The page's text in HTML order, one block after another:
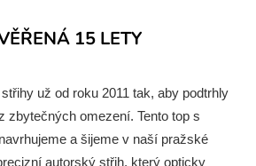
15 LETY
už od roku 2011 tak, aby podtrhly
zbytečných omezení. Tento top s
a šijeme v naší pražské
autorský střih, který opticky